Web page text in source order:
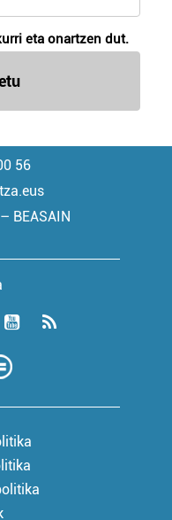
eta onartzen dut.
56
BEASAIN